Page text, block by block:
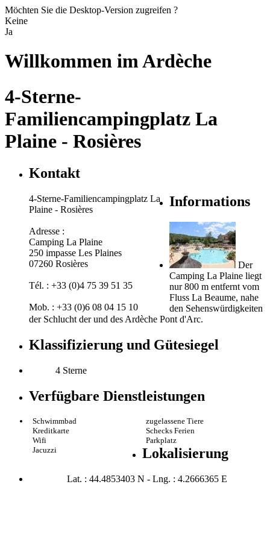
Möchten Sie die Desktop-Version zugreifen ?
Keine
Ja
Willkommen imArdèche
4-Sterne-
Familiencampingplatz La
Plaine - Rosières
Kontakt
4-Sterne-Familiencampingplatz La
Plaine - Rosières
Adresse :
Camping La Plaine
250 impasse Les Plaines
07260 Rosières
Tél. : +33 (0)4 75 39 51 35
Mob. : +33 (0)6 08 04 15 10
Informations
Der
Camping La Plaine liegt
nur 800 m entfernt vom
Fluss La Beaume, nahe
den Sehenswürdigkeiten
der Schlucht der und des Ardèche Pont d'Arc.
Klassifizierung und Gütesiegel
4 Sterne
Verfügbare Dienstleistungen
Schwimmbad
zugelassene Tiere
Kreditkarte
Schecks Ferien
Wifi
Parkplatz
Jacuzzi
Lokalisierung
Lat. : 44.4853403 N - Lng. : 4.2666365 E